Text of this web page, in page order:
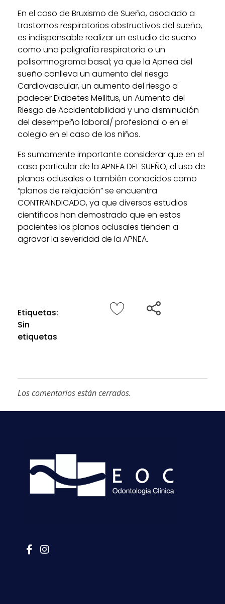
En el caso de Bruxismo de Sueño, asociado a
trastornos respiratorios obstructivos del sueño,
es indispensable realizar un estudio de sueño
como una poligrafía respiratoria o un
polisomnograma basal; ya que la Apnea del
sueño conlleva un aumento del riesgo
Cardiovascular, un aumento del riesgo a
padecer Diabetes Mellitus, un Aumento del
Riesgo de Accidentabilidad y una disminución
del desempeño laboral/ profesional o en el
colegio en el caso de los niños.
Es sumamente importante considerar que en el
caso particular de la APNEA DEL SUEÑO, el uso de
planos oclusales o también conocidos como
“planos de relajación” se encuentra
CONTRAINDICADO, ya que diversos estudios
científicos han demostrado que en estos
pacientes los planos oclusales tienden a
agravar la severidad de la APNEA.
Etiquetas:
Sin
etiquetas
Los comentarios están cerrados.